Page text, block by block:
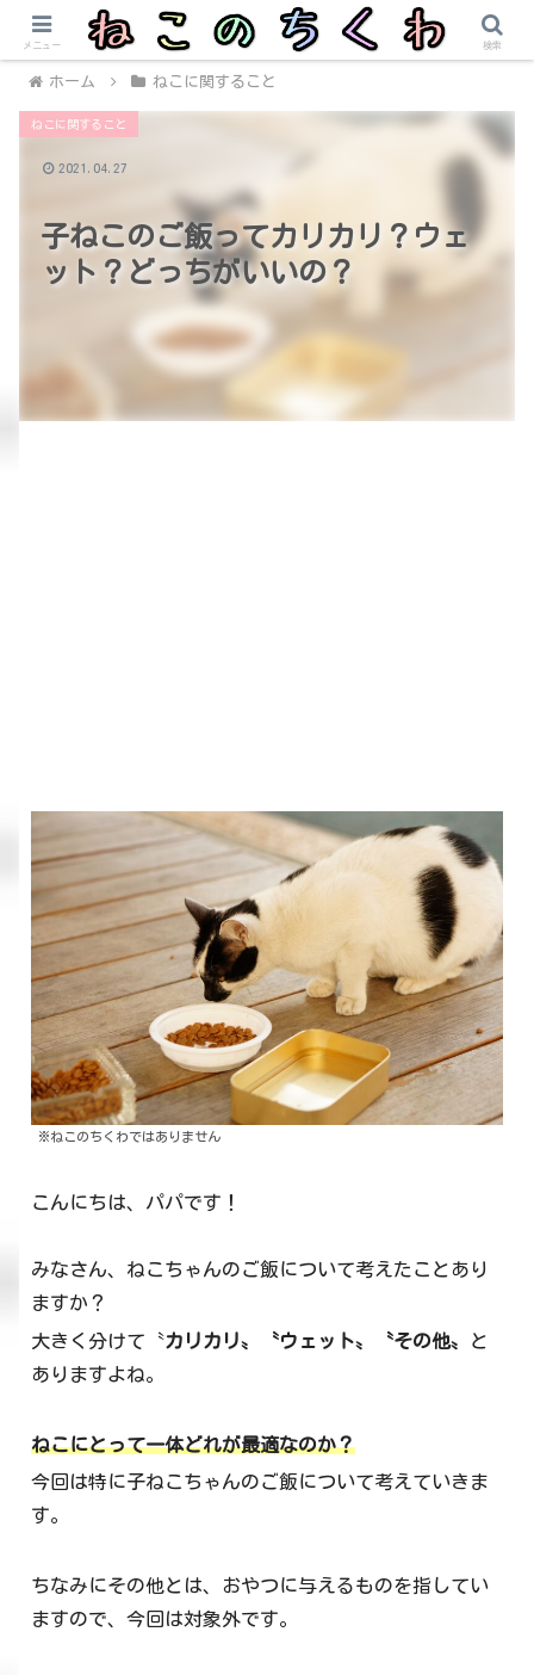
ホーム ねこに関すること
子ねこのご飯ってカリカリ？ウェ
ット？どっちがいいの？
ねこに関すること
2021.04.27
※ねこのちくわではありません
こんにちは、パパです！
みなさん、ねこちゃんのご飯について考えたことあり
ますか？
大きく分けて〝カリカリ〟〝ウェット〟〝その他〟
と
ありますよね。
ねこにとって一体どれが最適なのか？
今回は特に子ねこちゃんのご飯について考えていきま
す。
ちなみにその他とは、おやつに与えるものを指してい
ますので、今回は対象外です。
メニュー 検索